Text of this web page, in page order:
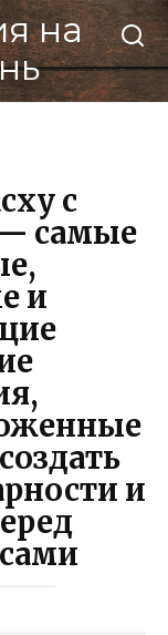
на
с
самые
и
и